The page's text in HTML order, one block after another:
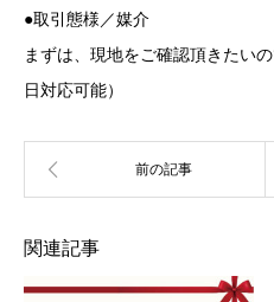
●取引態様／媒介
まずは、現地をご確認頂きたい
日対応可能）
関連記事